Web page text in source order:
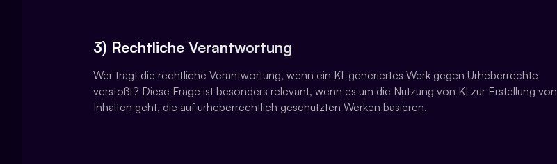
3) Rechtliche Verantwortung
Wer trägt die rechtliche Verantwortung, wenn ein KI-generiertes Werk gegen Urheberrechte
verstößt? Diese Frage ist besonders relevant, wenn es um die Nutzung von KI zur Erstellung von
Inhalten geht, die auf urheberrechtlich geschützten Werken basieren.